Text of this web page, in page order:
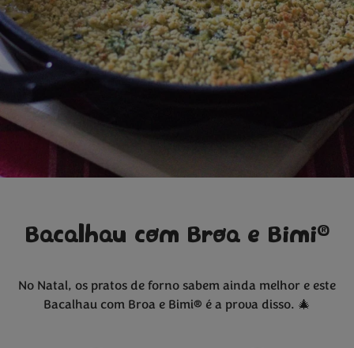
Bacalhau com Broa e Bimi®
No Natal, os pratos de forno sabem ainda melhor e este
Bacalhau com Broa e Bimi® é a prova disso. 🎄